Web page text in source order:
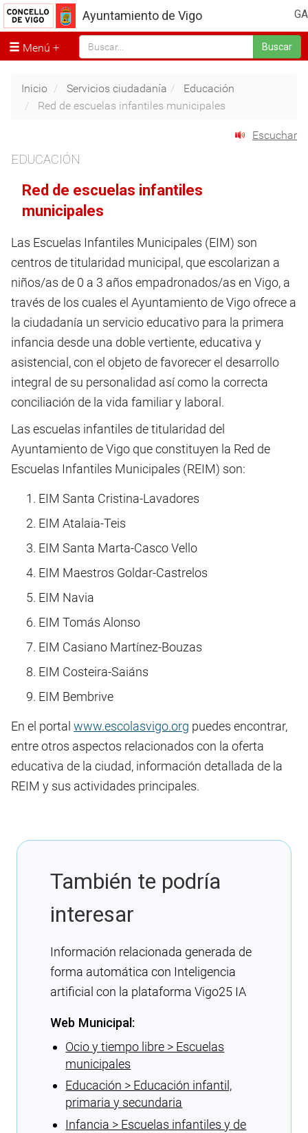
GA
Ayuntamiento de Vigo
Menú Buscar
Inicio Servicios ciudadanía
Educación
Red de escuelas infantiles municipales
Escuchar
EDUCACIÓN
Red de escuelas infantiles
municipales
Las Escuelas Infantiles Municipales (EIM) son
centros de titularidad municipal, que escolarizan a
niños/as de 0 a 3 años empadronados/as en Vigo, a
través de los cuales el Ayuntamiento de Vigo ofrece a
la ciudadanía un servicio educativo para la primera
infancia desde una doble vertiente, educativa y
asistencial, con el objeto de favorecer el desarrollo
integral de su personalidad así como la correcta
conciliación de la vida familiar y laboral.
Las escuelas infantiles de titularidad del
Ayuntamiento de Vigo que constituyen la Red de
Escuelas Infantiles Municipales (REIM) son:
EIM Santa Cristina-Lavadores
EIM Atalaia-Teis
EIM Santa Marta-Casco Vello
EIM Maestros Goldar-Castrelos
EIM Navia
EIM Tomás Alonso
EIM Casiano Martínez-Bouzas
EIM Costeira-Saiáns
EIM Bembrive
En el portal www.escolasvigo.org puedes encontrar,
entre otros aspectos relacionados con la oferta
educativa de la ciudad, información detallada de la
REIM y sus actividades principales.
También te podría
interesar
Información relacionada generada de
forma automática con Inteligencia
artificial con la plataforma Vigo25 IA
Web Municipal:
Ocio y tiempo libre > Escuelas
municipales
Educación > Educación infantil,
primaria y secundaria
Infancia > Escuelas infantiles y de